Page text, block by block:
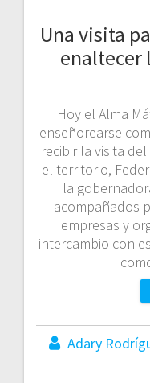
Una visita
enaltecer
Hoy el Alma
enseñorearse
recibir la visita
el territorio,
la
acompañados
empresas y
intercambio con
Adary